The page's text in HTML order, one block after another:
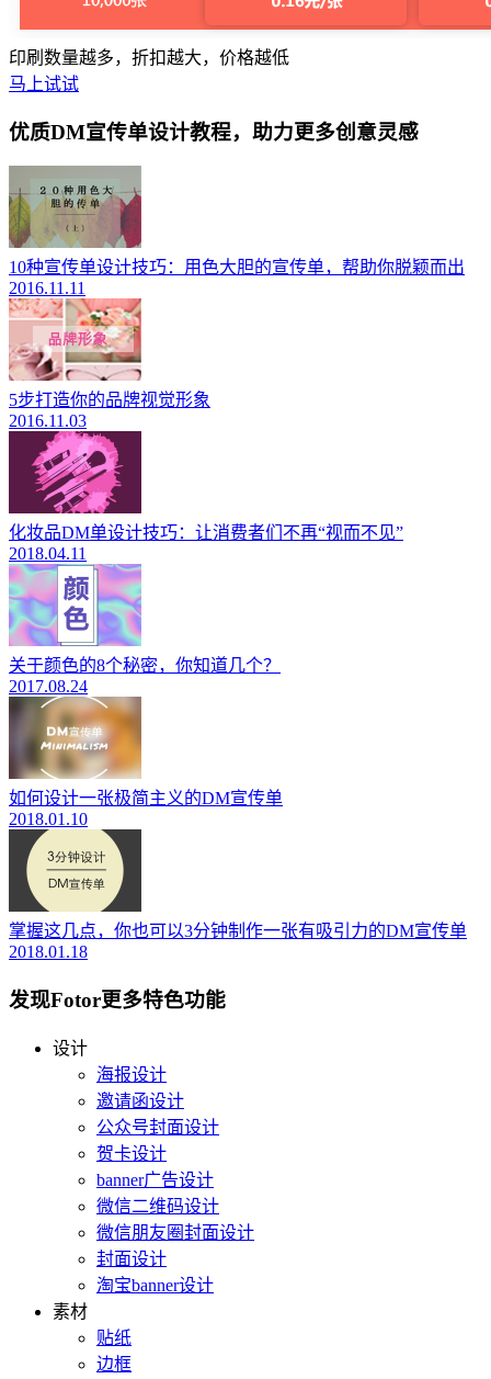
印刷数量越多，折扣越大，价格越低
马上试试
优质DM宣传单设计教程， 助力更多创意灵感
10种宣传单设计技巧：用色大胆的宣传单，帮助你脱颖而出
2016.11.11
5步打造你的品牌视觉形象
2016.11.03
化妆品DM单设计技巧：让消费者们不再“视而不见”
2018.04.11
关于颜色的8个秘密，你知道几个？
2017.08.24
如何设计一张极简主义的DM宣传单
2018.01.10
掌握这几点，你也可以3分钟制作一张有吸引力的DM宣传单
2018.01.18
发现Fotor更多特色功能
设计
海报设计
邀请函设计
公众号封面设计
贺卡设计
banner广告设计
微信二维码设计
微信朋友圈封面设计
封面设计
淘宝banner设计
素材
贴纸
边框